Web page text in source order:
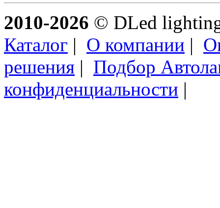
2010-2026 © DLed
Каталог | О компании |
решения | Подбор
конфиденциальности |